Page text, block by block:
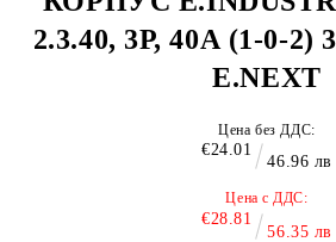
2.3.40, 3Р, 40А (1-0-
E.NEXT
Цена без ДДС:
€24.01
46.96 лв
Цена с ДДС:
€28.81
56.35 лв